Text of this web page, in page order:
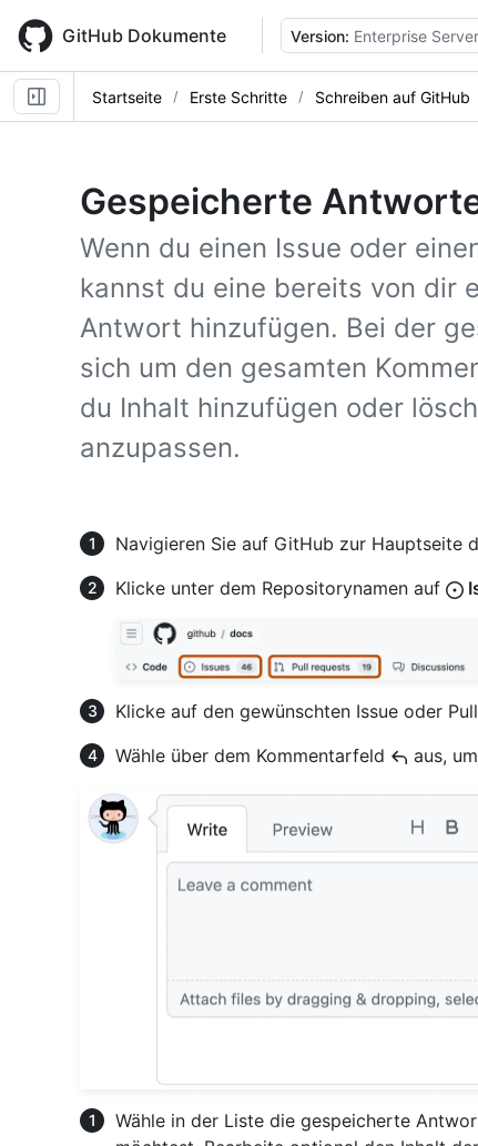
main
content
GitHub Dokumente Version: Enterprise
Startseite Erste Schritte Schreiben auf GitHub
Gespeicherte
Wenn du einen Issue oder
kannst du eine bereits von dir
Antwort hinzufügen. Bei der
sich um den gesamten
du Inhalt hinzufügen oder
anzupassen.
Navigieren Sie auf GitHub zur Hauptseite
Klicke unter dem Repositorynamen auf
Klicke auf den gewünschten Issue oder
Wähle über dem Kommentarfeld
aus,
Wähle in der Liste die gespeicherte